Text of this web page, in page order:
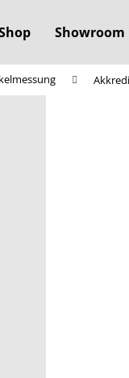
Showroom